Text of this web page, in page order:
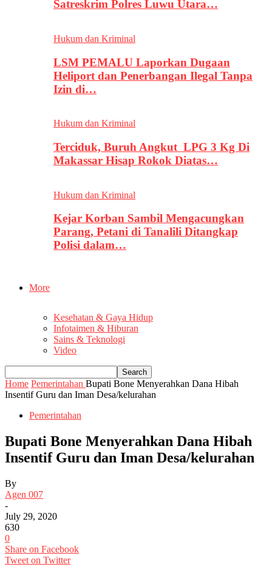
Satreskrim Polres Luwu Utara…
Hukum dan Kriminal
LSM PEMALU Laporkan Dugaan
Heliport dan Penerbangan Ilegal Tanpa
Izin di…
Hukum dan Kriminal
Terciduk, Buruh Angkut LPG 3 Kg Di
Makassar Hisap Rokok Diatas…
Hukum dan Kriminal
Kejar Korban Sambil Mengacungkan
Parang, Petani di Tanalili Ditangkap
Polisi dalam…
More
Kesehatan & Gaya Hidup
Infotaimen & Hiburan
Sains & Teknologi
Video
Home Pemerintahan Bupati Bone Menyerahkan Dana Hibah
Insentif Guru dan Iman Desa/kelurahan
Pemerintahan
Bupati Bone Menyerahkan Dana Hibah
Insentif Guru dan Iman Desa/kelurahan
By
Agen 007
-
July 29, 2020
630
0
Share on Facebook
Tweet on Twitter